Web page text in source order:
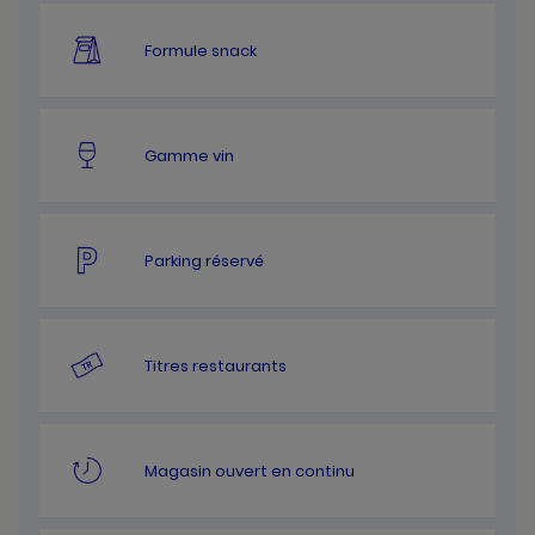
Formule snack
Gamme vin
Parking réservé
Titres restaurants
Magasin ouvert en continu